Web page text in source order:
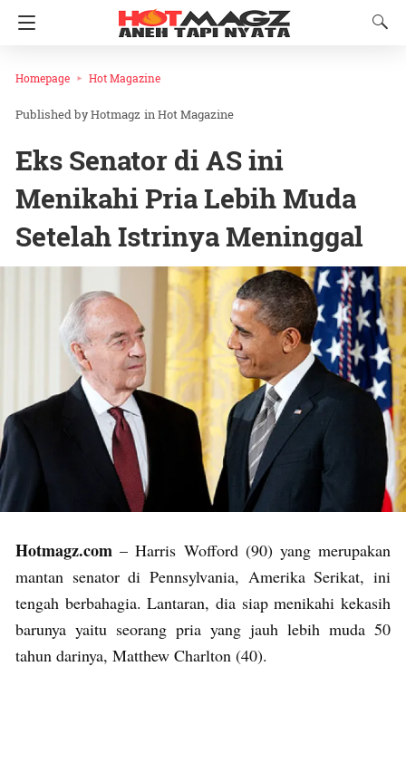
Homepage Hot Magazine
Hotmagz inHot Magazine
Eks Senator di AS ini
Menikahi Pria Lebih Muda
Setelah Istrinya Meninggal
Hotmagz.com – Harris Wofford (90) yang merupakan
mantan senator di Pennsylvania, Amerika Serikat, ini
tengah berbahagia. Lantaran, dia siap menikahi kekasih
barunya yaitu seorang pria yang jauh lebih muda 50
tahun darinya, Matthew Charlton (40).